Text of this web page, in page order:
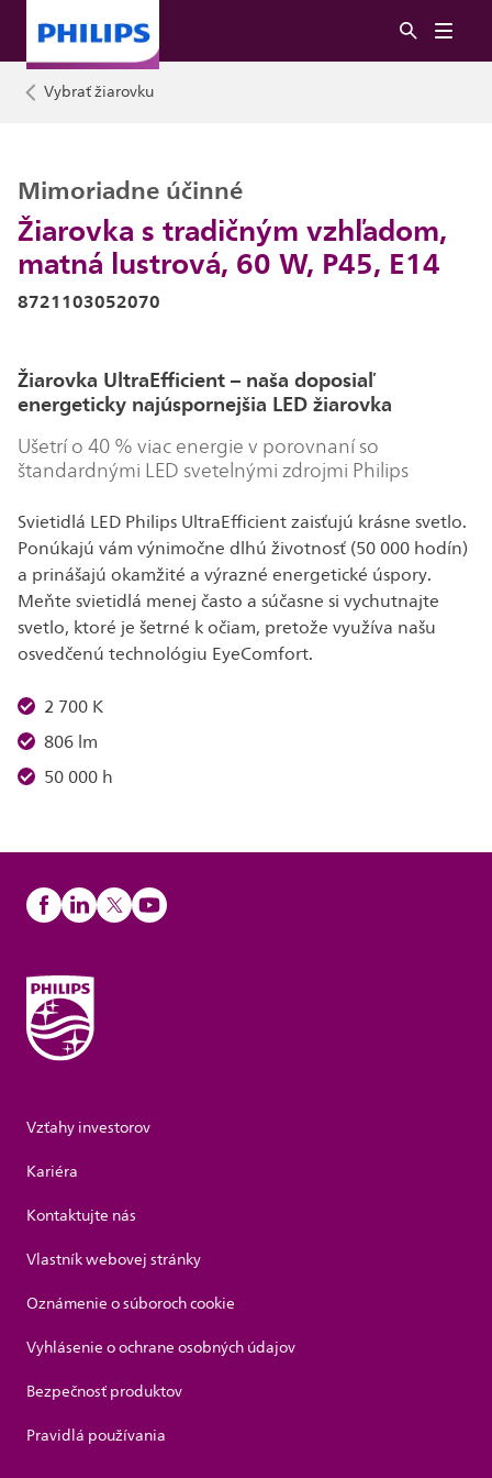
Vybrať žiarovku
Žiarovka s tradičným vzhľadom,
matná lustrová, 60 W, P45, E14
Mimoriadne účinné
8721103052070
Žiarovka UltraEfficient – naša doposiaľ
energeticky najúspornejšia LED žiarovka
Ušetrí o 40 % viac energie v porovnaní so
štandardnými LED svetelnými zdrojmi Philips
Svietidlá LED Philips UltraEfficient zaisťujú krásne svetlo.
Ponúkajú vám výnimočne dlhú životnosť (50 000 hodín)
a prinášajú okamžité a výrazné energetické úspory.
Meňte svietidlá menej často a súčasne si vychutnajte
svetlo, ktoré je šetrné k očiam, pretože využíva našu
osvedčenú technológiu EyeComfort.
2 700 K
806 lm
50 000 h
Vzťahy investorov
Kariéra
Kontaktujte nás
Vlastník webovej stránky
Oznámenie o súboroch cookie
Vyhlásenie o ochrane osobných údajov
Bezpečnosť produktov
Pravidlá používania